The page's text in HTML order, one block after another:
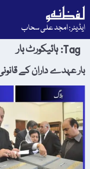
ایڈیٹر: امجد علی سحاب
Tag: ہائیکورٹ بار
بار عہدے داران کے